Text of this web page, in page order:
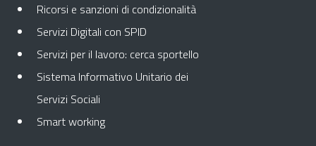
Ricorsi e sanzioni di condizionalità
Servizi Digitali con SPID
Servizi per il lavoro: cerca sportello
Sistema Informativo Unitario dei
Servizi Sociali
Smart working